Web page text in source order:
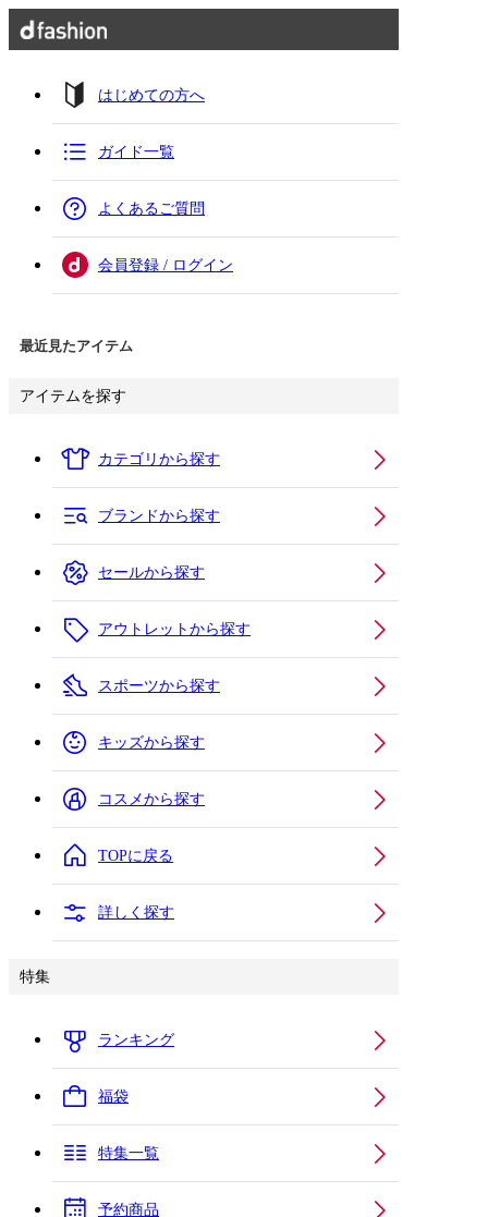
はじめての方へ
ガイド一覧
よくあるご質問
会員登録 / ログイン
最近見たアイテム
アイテムを探す
カテゴリから探す
ブランドから探す
セールから探す
アウトレットから探す
スポーツから探す
キッズから探す
コスメから探す
TOPに戻る
詳しく探す
特集
ランキング
福袋
特集一覧
予約商品